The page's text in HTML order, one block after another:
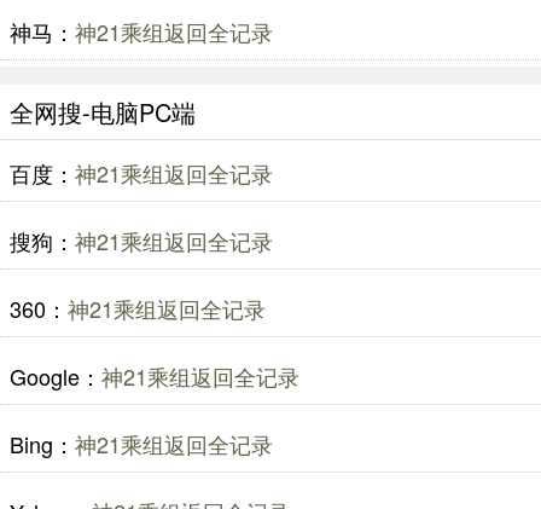
神马： 神21乘组返回全记录
全网搜-电脑PC端
百度： 神21乘组返回全记录
搜狗： 神21乘组返回全记录
360： 神21乘组返回全记录
Google： 神21乘组返回全记录
Bing： 神21乘组返回全记录